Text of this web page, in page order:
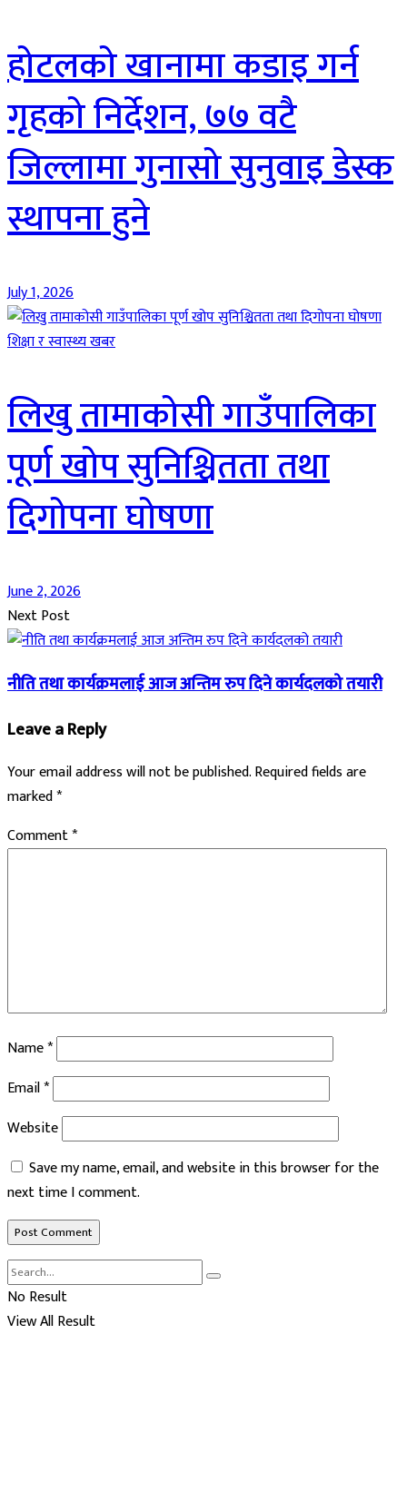
होटलको खानामा कडाइ गर्न
गृहको निर्देशन, ७७ वटै
जिल्लामा गुनासो सुनुवाइ डेस्क
स्थापना हुने
July 1, 2026
शिक्षा र स्वास्थ्य खबर
लिखु तामाकोसी गाउँपालिका
पूर्ण खोप सुनिश्चितता तथा
दिगोपना घोषणा
June 2, 2026
Next Post
नीति तथा कार्यक्रमलाई आज अन्तिम रुप दिने कार्यदलको तयारी
Leave a Reply
Your email address will not be published.Required fields are
marked*
Comment*
Name*
Email*
Website
Save my name, email, and website in this browser for the
next time I comment.
No Result
View All Result